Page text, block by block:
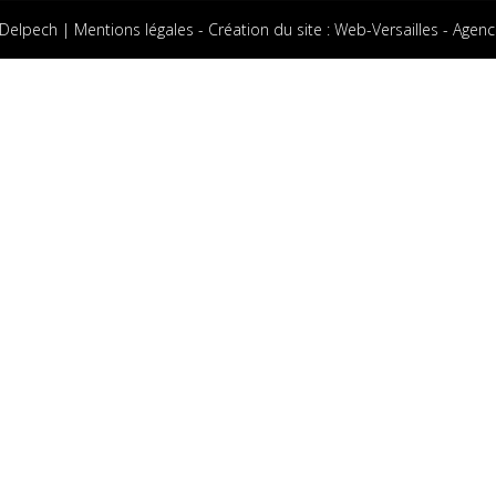
| Mentions légales - Création du site : Web-Versailles -